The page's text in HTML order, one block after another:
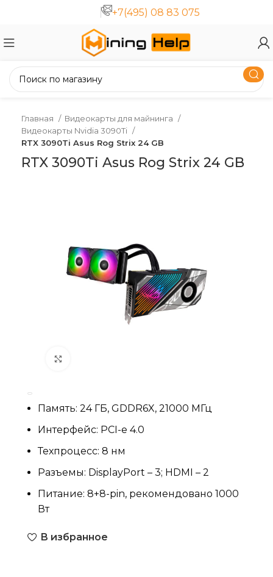
+7(495) 08 83 075
Главная
Видеокарты для майнинга
Видеокарты Nvidia 3090Ti
RTX 3090Ti Asus Rog Strix 24 GB
RTX 3090Ti Asus Rog Strix 24 GB
Память: 24 ГБ, GDDR6X, 21000 МГц
Интерфейс: PCI-e 4.0
Техпроцесс: 8 нм
Разъемы: DisplayPort – 3; HDMI – 2
Питание: 8+8-pin, рекомендовано 1000
Вт
В избранное